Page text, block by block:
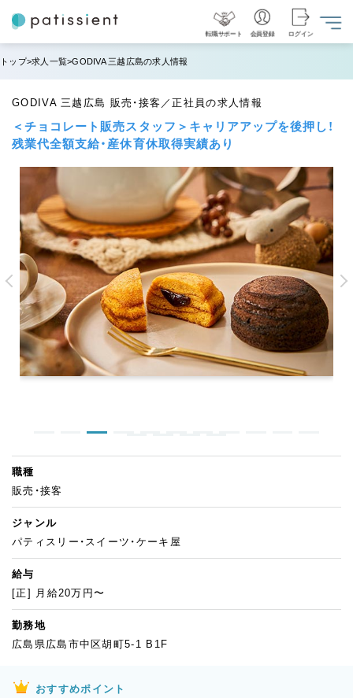
転職サポート 会員登録 ログイン
トップ 求人一覧 GODIVA 三越広島の求人情報
GODIVA 三越広島 販売・接客／正社員の求人情報
＜チョコレート販売スタッフ＞キャリアアップを後押し！
残業代全額支給・産休育休取得実績あり
職種
販売・接客
ジャンル
パティスリー・スイーツ・ケーキ屋
給与
[正] 月給20万円〜
勤務地
広島県広島市中区胡町5-1 B1F
おすすめポイント